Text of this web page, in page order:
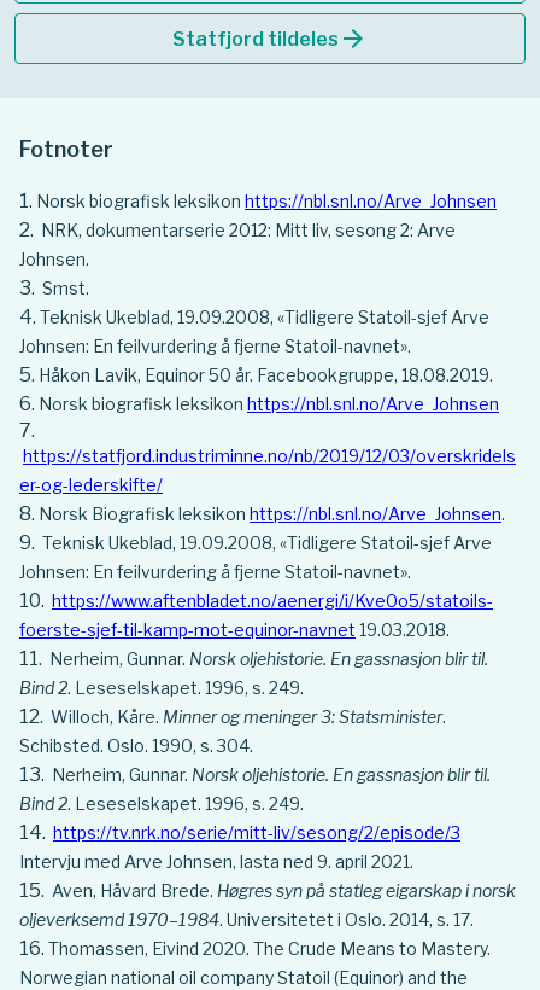
Statfjord tildeles arrow_forward
Fotnoter
Norsk biografisk leksikon https://nbl.snl.no/Arve_Johnsen
NRK, dokumentarserie 2012: Mitt liv, sesong 2: Arve
Johnsen.
Smst.
Teknisk Ukeblad, 19.09.2008, «Tidligere Statoil-sjef Arve
Johnsen: En feilvurdering å fjerne Statoil-navnet».
Håkon Lavik, Equinor 50 år. Facebookgruppe, 18.08.2019.
Norsk biografisk leksikon https://nbl.snl.no/Arve_Johnsen
https://statfjord.industriminne.no/nb/2019/12/03/overskridels
er-og-lederskifte/
Norsk Biografisk leksikon https://nbl.snl.no/Arve_Johnsen.
Teknisk Ukeblad, 19.09.2008, «Tidligere Statoil-sjef Arve
Johnsen: En feilvurdering å fjerne Statoil-navnet».
https://www.aftenbladet.no/aenergi/i/Kve0o5/statoils-
foerste-sjef-til-kamp-mot-equinor-navnet 19.03.2018.
Nerheim, Gunnar. Norsk oljehistorie. En gassnasjon blir til.
Bind 2. Leseselskapet. 1996, s. 249.
Willoch, Kåre. Minner og meninger 3: Statsminister.
Schibsted. Oslo. 1990, s. 304.
Nerheim, Gunnar. Norsk oljehistorie. En gassnasjon blir til.
Bind 2. Leseselskapet. 1996, s. 249.
https://tv.nrk.no/serie/mitt-liv/sesong/2/episode/3
Intervju med Arve Johnsen, lasta ned 9. april 2021.
Aven, Håvard Brede. Høgres syn på statleg eigarskap i norsk
oljeverksemd 1970–1984. Universitetet i Oslo. 2014, s. 17.
Thomassen, Eivind 2020. The Crude Means to Mastery.
Norwegian national oil company Statoil (Equinor) and the